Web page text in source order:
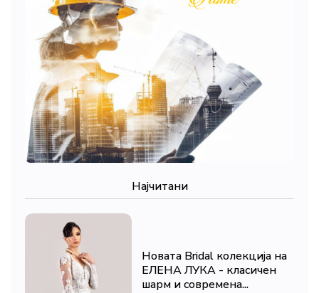
Најчитани
Новата Bridal колекција на
ЕЛЕНА ЛУКА - класичен
шарм и современа...